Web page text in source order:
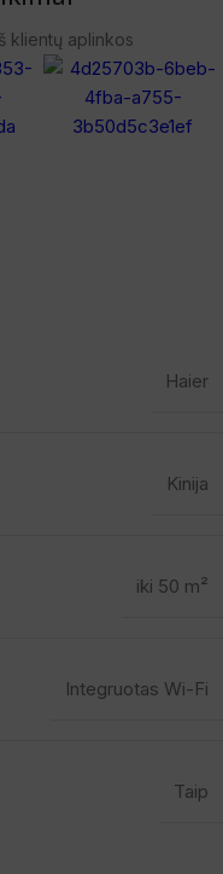
klientų aplinkos
Haier
Kinija
iki 50 m²
Integruotas Wi-Fi
Taip